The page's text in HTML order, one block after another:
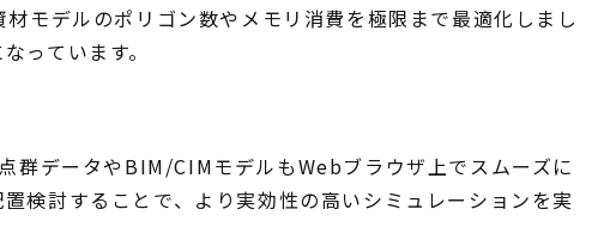
モデルのポリゴン数やメモリ消費を極限まで最適化しまし
っています。
群データやBIM/CIMモデルもWebブラウザ上でスムーズに
検討することで、より実効性の高いシミュレーションを実